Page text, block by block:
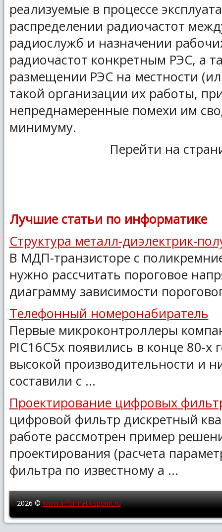
реализуемые в процессе
распределении радиочастот
радиослужб и назначении
радиочастот конкретным РЭС, а
размещении РЭС на местности
такой организации их работы,
непреднамеренные помехи им
минимуму.
Перейти на
Лучшие статьи по информатике
Структура металл-диэлектрик-
В МДП-транзисторе с
нужно рассчитать пороговое
диаграмму зависимости
Телефонный номеронабиратель
Первые микроконтроллеры
PIC16C5x появились в конце 80-х
высокой производительности и
составили с ...
Проектирование цифровых
цифровой фильтр дискретный
работе рассмотрен пример
проектирования (расчета
фильтра по известному а ...
2026 ©www.informaticspoint.ru